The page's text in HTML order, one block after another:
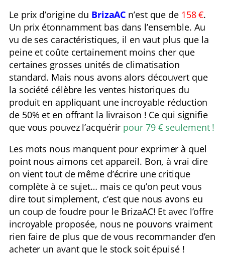
Le prix d’origine du BrizaAC n’est que de 158 €.
Un prix étonnamment bas dans l’ensemble. Au
vu de ses caractéristiques, il en vaut plus que la
peine et coûte certainement moins cher que
certaines grosses unités de climatisation
standard. Mais nous avons alors découvert que
la société célèbre les ventes historiques du
produit en appliquant une incroyable réduction
de 50% et en offrant la livraison ! Ce qui signifie
que vous pouvez l’acquérir pour 79 € seulement !
Les mots nous manquent pour exprimer à quel
point nous aimons cet appareil. Bon, à vrai dire
on vient tout de même d’écrire une critique
complète à ce sujet… mais ce qu’on peut vous
dire tout simplement, c’est que nous avons eu
un coup de foudre pour le BrizaAC! Et avec l’offre
incroyable proposée, nous ne pouvons vraiment
rien faire de plus que de vous recommander d’en
acheter un avant que le stock soit épuisé !